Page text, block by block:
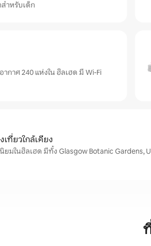
ำหรับเด็ก
กาศ 240 แห่งใน ฮิลเฮด มี Wi-Fi
ที่ยวใกล้เคียง
มในฮิลเฮด มีทั้ง Glasgow Botanic Gardens,